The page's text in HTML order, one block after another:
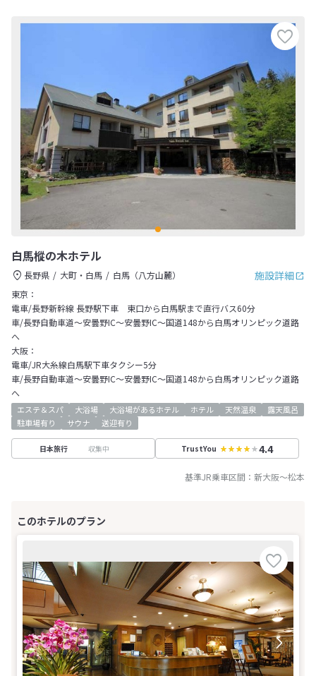
白馬樅の木ホテル
施設詳細
長野県 大町・白馬
白馬（八方山麓）
東京：
電車/長野新幹線 長野駅下車 東口から白馬駅まで直行バス60分
車/長野自動車道～安曇野IC～安曇野IC～国道148から白馬オリンピック道路
へ
大阪：
電車/JR大糸線白馬駅下車タクシー5分
車/長野自動車道～安曇野IC～安曇野IC～国道148から白馬オリンピック道路
へ
エステ＆スパ 大浴場 大浴場があるホテル ホテル 天然温泉
露天風呂
駐車場有り
サウナ 送迎有り
日本旅行 収集中 TrustYou 4.4
基準JR乗車区間： 新大阪～松本